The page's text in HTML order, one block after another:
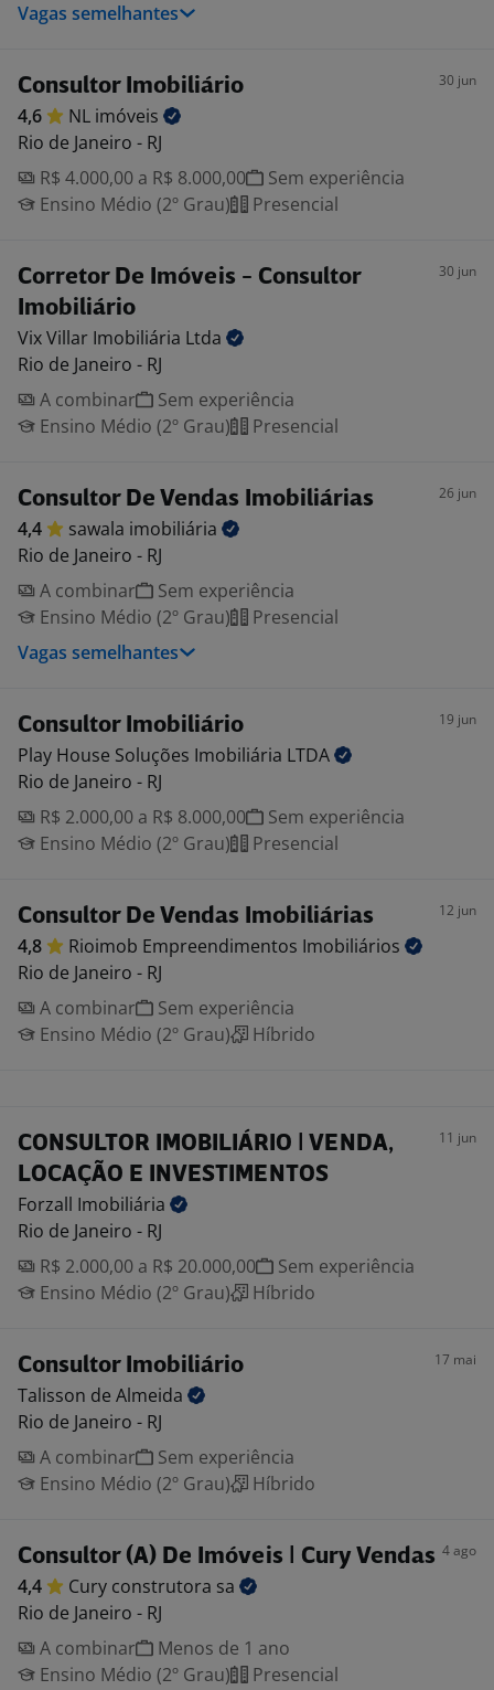
Vagas semelhantes
Consultor Imobiliário 30 jun
4,6 NL imóveis
Rio de Janeiro - RJ
R$ 4.000,00 a R$ 8.000,00
Sem experiência
Ensino Médio (2º Grau)
Presencial
Corretor De Imóveis - Consultor
Imobiliário
30 jun
Vix Villar Imobiliária Ltda
Rio de Janeiro - RJ
A combinar
Sem experiência
Ensino Médio (2º Grau)
Presencial
Consultor De Vendas Imobiliárias 26 jun
4,4 sawala imobiliária
Rio de Janeiro - RJ
A combinar
Sem experiência
Ensino Médio (2º Grau)
Presencial
Vagas semelhantes
Consultor Imobiliário 19 jun
Play House Soluções Imobiliária LTDA
Rio de Janeiro - RJ
R$ 2.000,00 a R$ 8.000,00
Sem experiência
Ensino Médio (2º Grau)
Presencial
Consultor De Vendas Imobiliárias 12 jun
4,8 Rioimob Empreendimentos Imobiliários
Rio de Janeiro - RJ
A combinar
Sem experiência
Ensino Médio (2º Grau)
Híbrido
CONSULTOR IMOBILIÁRIO | VENDA,
LOCAÇÃO E INVESTIMENTOS
11 jun
Forzall Imobiliária
Rio de Janeiro - RJ
R$ 2.000,00 a R$ 20.000,00
Sem experiência
Ensino Médio (2º Grau)
Híbrido
Consultor Imobiliário 17 mai
Talisson de Almeida
Rio de Janeiro - RJ
A combinar
Sem experiência
Ensino Médio (2º Grau)
Híbrido
Consultor (A) De Imóveis | Cury Vendas 4 ago
4,4 Cury construtora sa
Rio de Janeiro - RJ
A combinar
Menos de 1 ano
Ensino Médio (2º Grau)
Presencial